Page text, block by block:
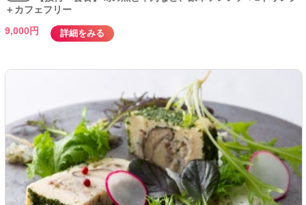
＋カフェフリー
9,000円
詳細をみる